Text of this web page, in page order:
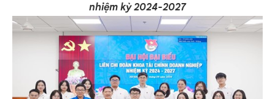
nhiệm kỳ 2024-2027